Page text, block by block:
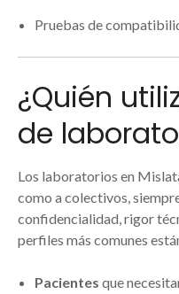
Pruebas de
¿Quién
de
Los laboratorios en
como a colectivos,
confidencialidad, rigor
perfiles más comunes
Pacientes que